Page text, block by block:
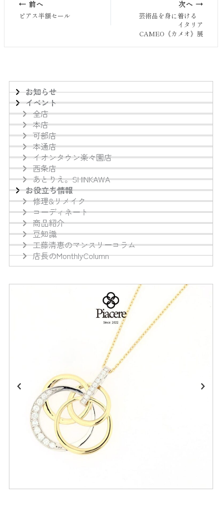
← 前へ
ピアス半額セール
次へ →
芸術品を身に着ける
イタリア
CAMEO《カメオ》展
お知らせ
イベント
全店
本店
可部店
本通店
イオンタウン楽々園店
西条店
あとりえ。SHINKAWA
お役立ち情報
修理&リメイク
コーディネート
商品紹介
豆知識
工藤清恵のマンスリーコラム
店長のMonthlyColumn